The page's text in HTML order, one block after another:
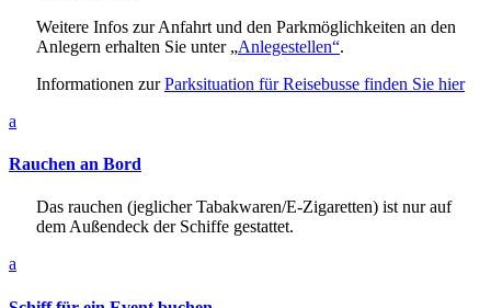
Weitere Infos zur Anfahrt und den Parkmöglichkeiten an den
Anlegern erhalten Sie unter „Anlegestellen“.
Informationen zurParksituation für Reisebusse finden Sie hier
a
Rauchen an Bord
Das rauchen (jeglicher Tabakwaren/E-Zigaretten) ist nur auf
dem Außendeck der Schiffe gestattet.
a